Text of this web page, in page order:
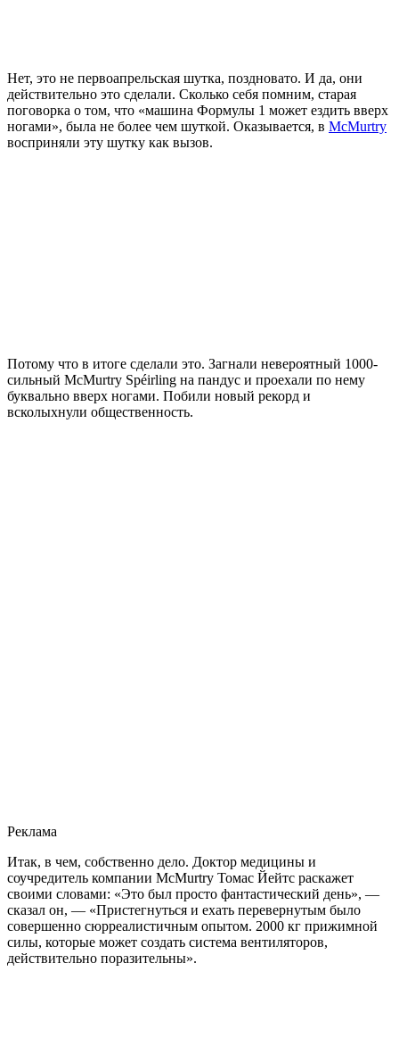
Нет, это не первоапрельская шутка, поздновато. И да, они
действительно это сделали. Сколько себя помним, старая
поговорка о том, что «машина Формулы 1 может ездить вверх
ногами», была не более чем шуткой. Оказывается, в McMurtry
восприняли эту шутку как вызов.
Потому что в итоге сделали это. Загнали невероятный 1000-
сильный McMurtry Spéirling на пандус и проехали по нему
буквально вверх ногами. Побили новый рекорд и
всколыхнули общественность.
Реклама
Итак, в чем, собственно дело. Доктор медицины и
соучредитель компании McMurtry Томас Йейтс раскажет
своими словами: «Это был просто фантастический день», —
сказал он, — «Пристегнуться и ехать перевернутым было
совершенно сюрреалистичным опытом. 2000 кг прижимной
силы, которые может создать система вентиляторов,
действительно поразительны».